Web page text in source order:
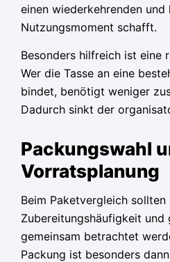
einen wiederkehrenden
Nutzungsmoment schafft.
Besonders hilfreich ist eine
Wer die Tasse an eine
bindet, benötigt weniger
Dadurch sinkt der
Packungswahl
Vorratsplanung
Beim Paketvergleich
Zubereitungshäufigkeit und
gemeinsam betrachtet
Packung ist besonders